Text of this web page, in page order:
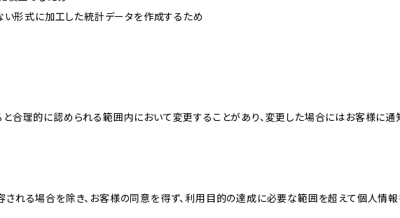
い形式に加工した統計データを作成するため
合理的に認められる範囲内において変更することがあり、変更した場合にはお客様に通
れる場合を除き、お客様の同意を得ず、利用目的の達成に必要な範囲を超えて個人情報